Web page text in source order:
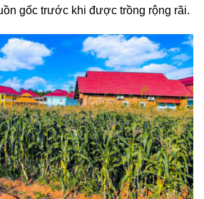
gốc trước khi được trồng rộng rãi.